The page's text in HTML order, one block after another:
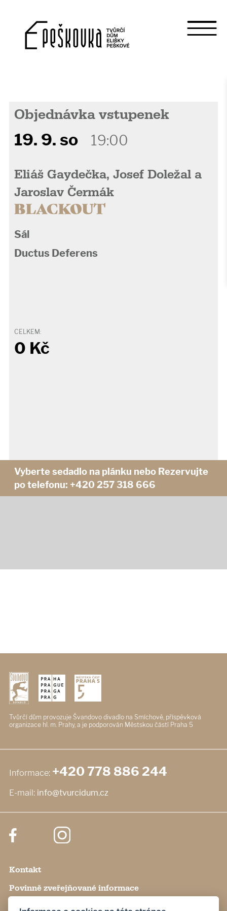
Objednávka vstupenek
19. 9. so 19:00
Eliáš Gaydečka, Josef Doležal a
Jaroslav Čermák
BLACKOUT
Sál
Ductus Deferens
CELKEM:
0 Kč
Vyberte sedadlo na plánku nebo Rezervujte
po telefonu: +420 257 318 666
Tvůrčí dům provozuje Švandovo divadlo na Smíchově, příspěvková
organizace hl. m. Prahy, a je podporován Městskou částí Praha 5
Informace: +420 778 886 244
E-mail: info@tvurcidum.cz
Kontakt
Povinně zveřejňované informace
Nastavení cookies